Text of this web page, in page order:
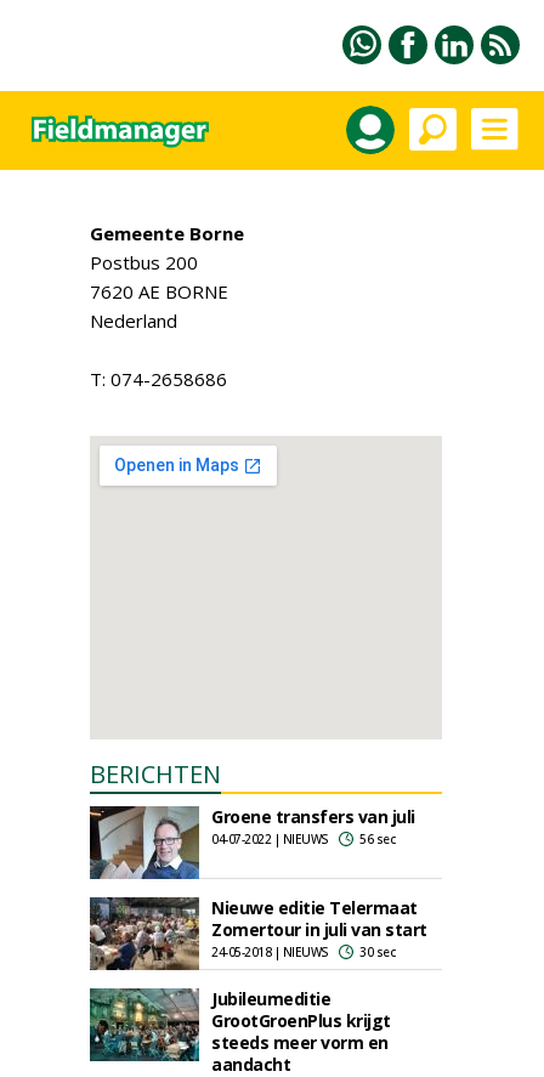
Gemeente Borne
Postbus 200
7620 AE BORNE
Nederland
T: 074-2658686
BERICHTEN
Groene transfers van juli
04-07-2022 | NIEUWS 56 sec
Nieuwe editie Telermaat
Zomertour in juli van start
24-05-2018 | NIEUWS 30 sec
Jubileumeditie
GrootGroenPlus krijgt
steeds meer vorm en
aandacht